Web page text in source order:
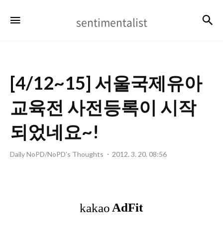
sentimentalist
[4/12~15] 서울국제유아
교육전 사전등록이 시작
되었네요~!
Daily NoPD/NoPD's Thoughts 2012. 3. 20. 08:56